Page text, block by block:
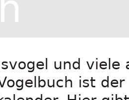
und viele
ist